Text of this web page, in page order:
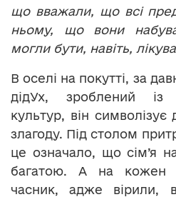
що вважали, що всі
ньому, що вони
могли бути, навіть,
В оселі на покутті, за
дідУх, зроблений
культур, він
злагоду. Під столом
це означало, що сім’я
багатою. А на кожен
часник, адже вірили,